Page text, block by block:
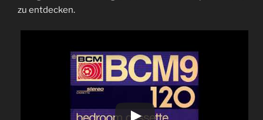
zu entdecken.